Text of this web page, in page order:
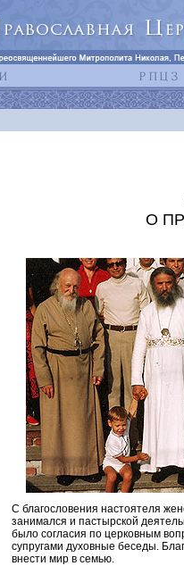
О
С благословения настоятеля
занимался и пастырской
было согласия по церковным
супругами духовные беседы.
внести мир в семью.